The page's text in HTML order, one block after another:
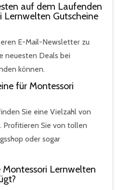
auf dem Laufenden
Lernwelten Gutscheine
E-Mail-Newsletter zu
neuesten Deals bei
können.
für Montessori
Sie eine Vielzahl von
Profitieren Sie von tollen
oder sogar
Lernwelten